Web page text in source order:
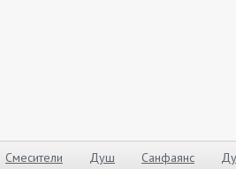
Смесители Душ Санфаянс